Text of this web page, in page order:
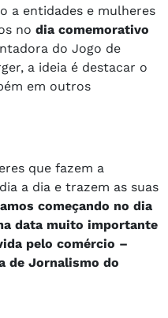
a entidades e mulheres
no dia comemorativo
do Jogo de
a ideia é destacar o
em outros
que fazem a
a dia e trazem as suas
começando no dia
data muito importante
pelo comércio –
de Jornalismo do